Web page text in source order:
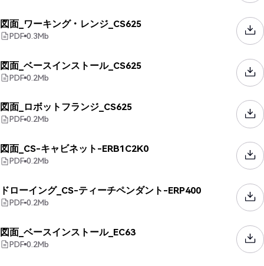
図面_ワーキング・レンジ_CS625
PDF 0.3Mb
図面_ベースインストール_CS625
PDF 0.2Mb
図面_ロボットフランジ_CS625
PDF 0.2Mb
図面_CS-キャビネット-ERB1C2K0
PDF 0.2Mb
ドローイング_CS-ティーチペンダント-ERP400
PDF 0.2Mb
図面_ベースインストール_EC63
PDF 0.2Mb